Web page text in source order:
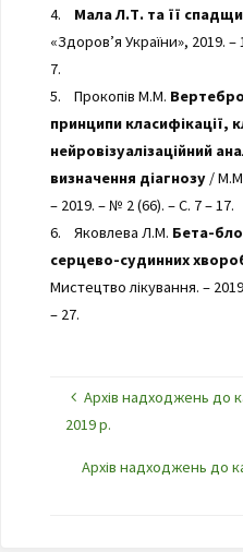
4. Мала Л.Т. та її
«Здоров’я України», 2019. –
7.
5. Прокопів М.М.
принципи класифікації,
нейровізуалізаційний
визначення діагнозу/ М.М.
– 2019. – № 2 (66). – С. 7 – 17.
6. Яковлева Л.М. Бета-
серцево-судинних
Мистецтво лікування. –
– 27.
Архів надходжень до
2019 р.
Архів надходжень до